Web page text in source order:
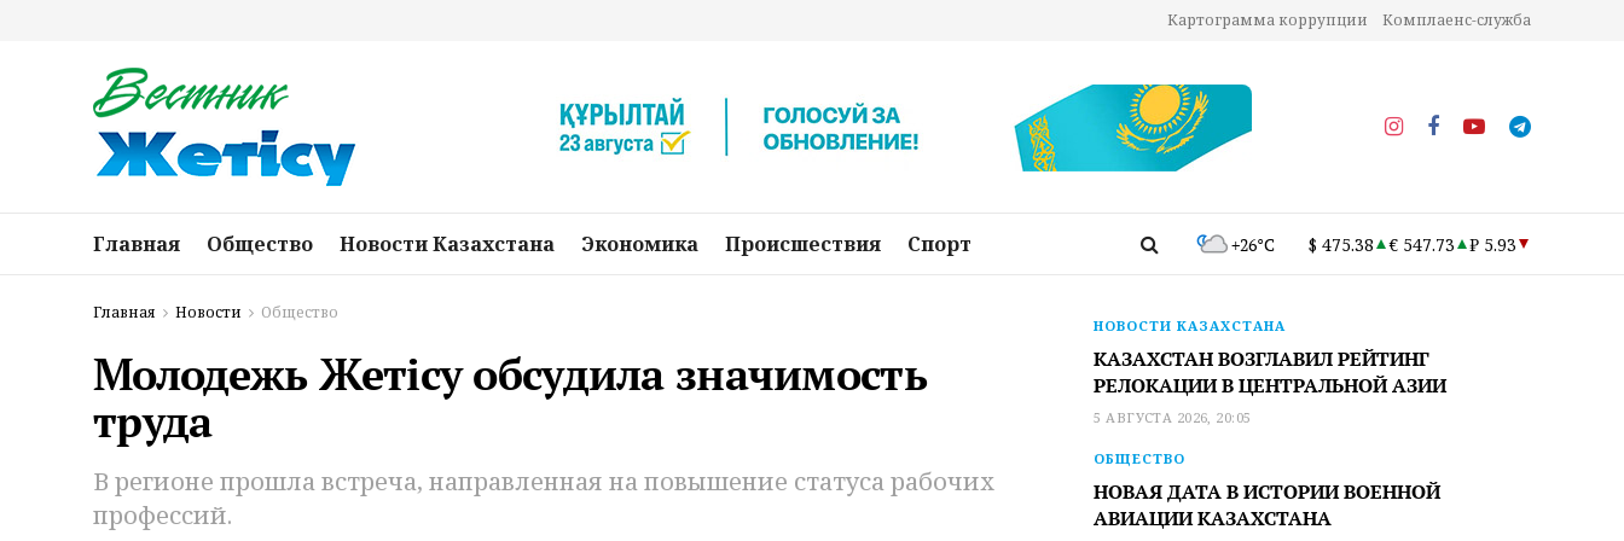
Картограмма коррупции Комплаенс-служба
Главная Общество Новости Казахстана Экономика Происшествия Спорт +26°C $ 475.38 € 547.73 ₽ 5.93
Главная Новости Общество
Молодежь Жетісу обсудила значимость
труда
В регионе прошла встреча, направленная на повышение статуса рабочих
профессий.
НОВОСТИ КАЗАХСТАНА
КАЗАХСТАН ВОЗГЛАВИЛ РЕЙТИНГ
РЕЛОКАЦИИ В ЦЕНТРАЛЬНОЙ АЗИИ
5 АВГУСТА 2026, 20:05
ОБЩЕСТВО
НОВАЯ ДАТА В ИСТОРИИ ВОЕННОЙ
АВИАЦИИ КАЗАХСТАНА